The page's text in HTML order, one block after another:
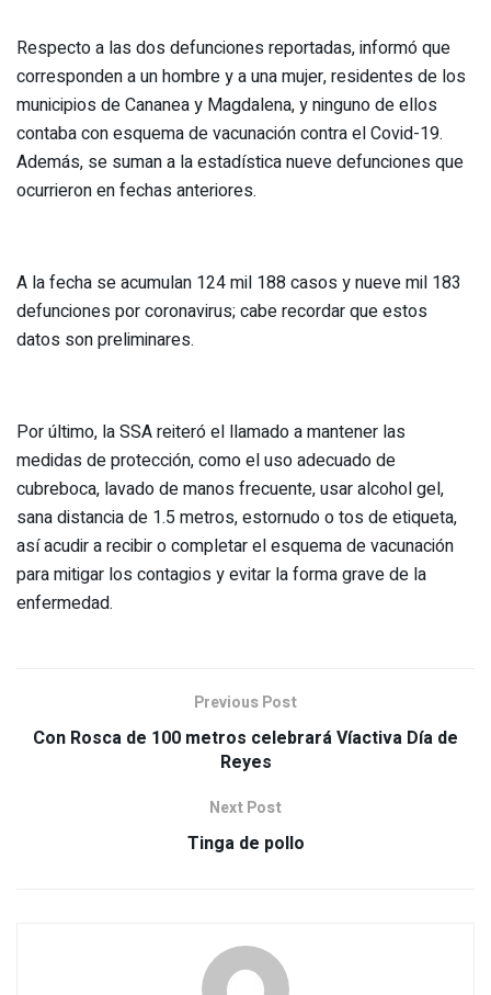
Respecto a las dos defunciones reportadas, informó que
corresponden a un hombre y a una mujer, residentes de los
municipios de Cananea y Magdalena, y ninguno de ellos
contaba con esquema de vacunación contra el Covid-19.
Además, se suman a la estadística nueve defunciones que
ocurrieron en fechas anteriores.
A la fecha se acumulan 124 mil 188 casos y nueve mil 183
defunciones por coronavirus; cabe recordar que estos
datos son preliminares.
Por último, la SSA reiteró el llamado a mantener las
medidas de protección, como el uso adecuado de
cubreboca, lavado de manos frecuente, usar alcohol gel,
sana distancia de 1.5 metros, estornudo o tos de etiqueta,
así acudir a recibir o completar el esquema de vacunación
para mitigar los contagios y evitar la forma grave de la
enfermedad.
Previous Post
Con Rosca de 100 metros celebrará Víactiva Día de
Reyes
Next Post
Tinga de pollo